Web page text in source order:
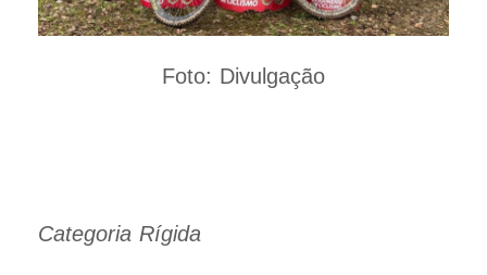
Foto: Divulgação
Categoria Rígida